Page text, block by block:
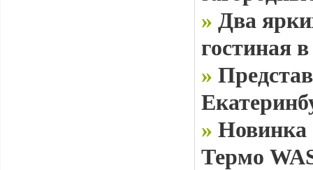
» Два
гостиная
»
» Новинка
Термо